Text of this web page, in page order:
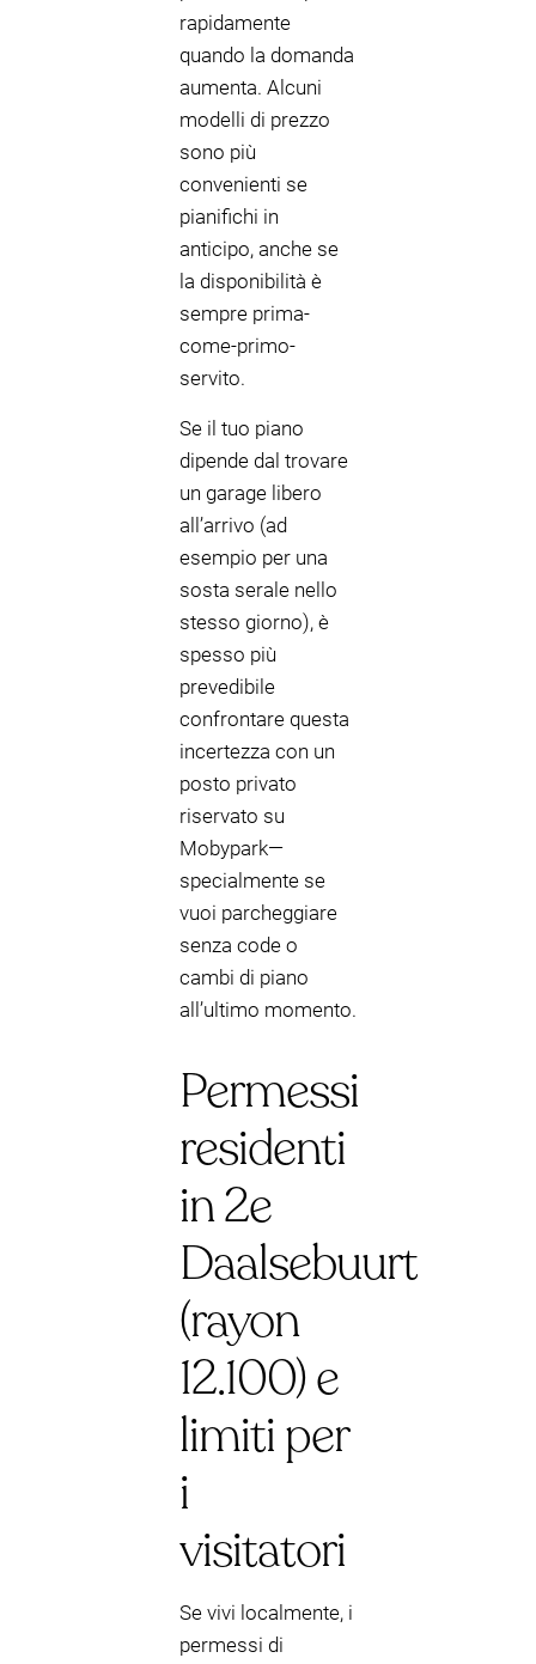
rapidamente
quando la domanda
aumenta. Alcuni
modelli di prezzo
sono più
convenienti se
pianifichi in
anticipo, anche se
la disponibilità è
sempre prima-
come-primo-
servito.
Se il tuo piano
dipende dal trovare
un garage libero
all’arrivo (ad
esempio per una
sosta serale nello
stesso giorno), è
spesso più
prevedibile
confrontare questa
incertezza con un
posto privato
riservato su
Mobypark—
specialmente se
vuoi parcheggiare
senza code o
cambi di piano
all’ultimo momento.
Permessi
residenti
in 2e
Daalsebuurt
(rayon
12.100) e
limiti per
i
visitatori
Se vivi localmente, i
permessi di